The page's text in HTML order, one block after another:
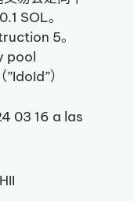
SOL。
5。
pool
）